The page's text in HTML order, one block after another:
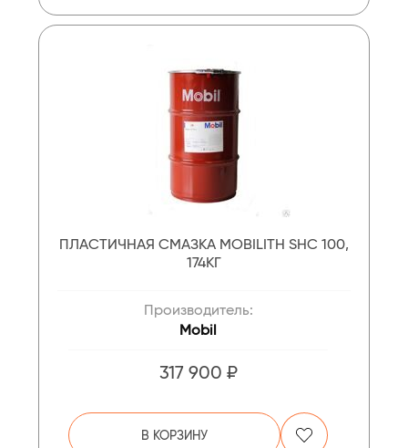
ПЛАСТИЧНАЯ СМАЗКА MOBILITH SHC 100,
174КГ
Производитель:
Mobil
317 900 ₽
В КОРЗИНУ